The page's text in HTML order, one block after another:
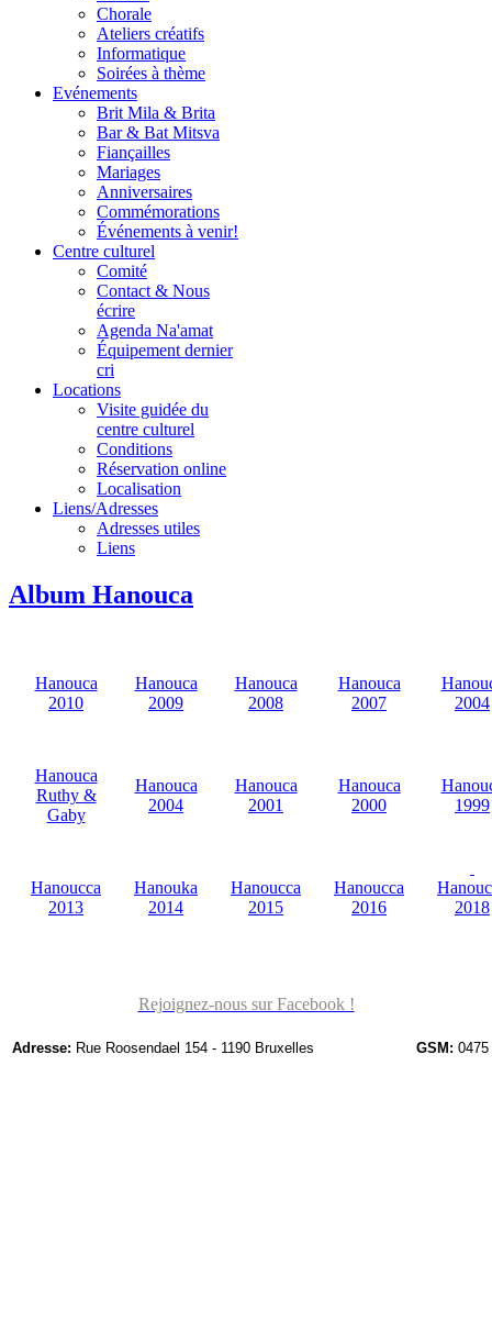
Chorale
Ateliers créatifs
Informatique
Soirées à thème
Evénements
Brit Mila & Brita
Bar & Bat Mitsva
Fiançailles
Mariages
Anniversaires
Commémorations
Événements à venir!
Centre culturel
Comité
Contact & Nous
écrire
Agenda Na'amat
Équipement dernier
cri
Locations
Visite guidée du
centre culturel
Conditions
Réservation online
Localisation
Liens/Adresses
Adresses utiles
Liens
Album Hanouca
Hanouca
2010
Hanouca
2009
Hanouca
2008
Hanouca
2007
2004
Hanouca
Ruthy &
Gaby
Hanouca
2004
Hanouca
2001
Hanouca
2000
1999
Hanoucca
2013
Hanouka
2014
Hanoucca
2015
Hanoucca
2016
2018
Rejoignez-nous sur Facebook !
Adresse: Rue Roosendael 154 - 1190 Bruxelles GSM: